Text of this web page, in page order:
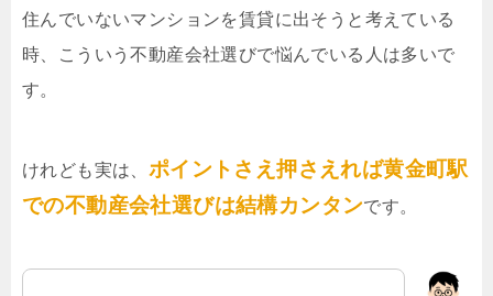
住んでいないマンションを賃貸に出そうと考えている
時、こういう不動産会社選びで悩んでいる人は多いで
す。
けれども実は、 ポイントさえ押さえれば黄金町駅
での不動産会社選びは結構カンタンです。